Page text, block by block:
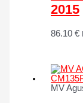
2015
86.10€
MV